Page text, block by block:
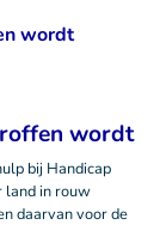
wordt
bij Handicap
land in rouw
daarvan voor de